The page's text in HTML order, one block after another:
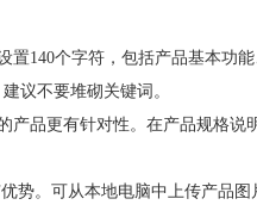
140个字符，包括产品基本功
议不要堆砌关键词。
品更有针对性。在产品规格说
。可从本地电脑中上传产品图